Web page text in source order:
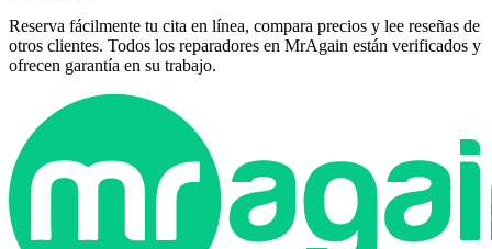
Reserva fácilmente tu cita en línea, compara precios y lee reseñas de
otros clientes. Todos los reparadores en MrAgain están verificados y
ofrecen garantía en su trabajo.